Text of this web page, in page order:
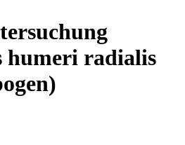
humeri radialis